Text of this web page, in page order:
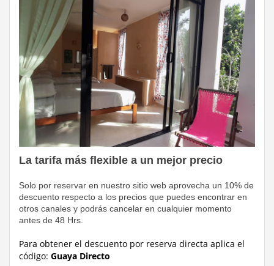
La tarifa más flexible a un mejor precio
Solo por reservar en nuestro sitio web aprovecha un 10% de
descuento respecto a los precios que puedes encontrar en
otros canales y podrás cancelar en cualquier momento
antes de 48 Hrs.
Para obtener el descuento por reserva directa aplica el
código: Guaya Directo